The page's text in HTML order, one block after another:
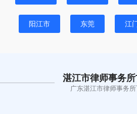
阳江市 东莞 江
湛江市律师事务
广东湛江市律师事务